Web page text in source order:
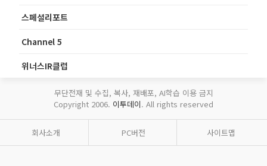
스페셜리포트
Channel 5
위너스IR클럽
무단전재 및 수집, 복사, 재배포, AI학습 이용 금지
Copyright 2006. 이투데이. All rights reserved
회사소개 PC버전 사이트맵